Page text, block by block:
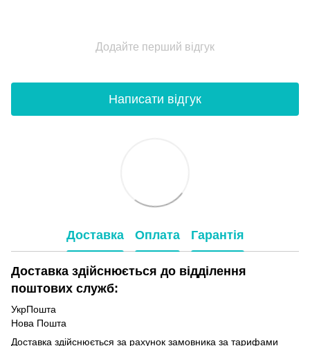
Додайте перший відгук
Написати відгук
Доставка Оплата Гарантія
Доставка здійснюється до відділення
поштових служб:
УкрПошта
Нова Пошта
Доставка здійснюється за рахунок замовника за тарифами